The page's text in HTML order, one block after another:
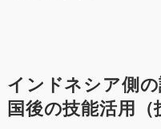
インドネシア側
国後の技能活用（